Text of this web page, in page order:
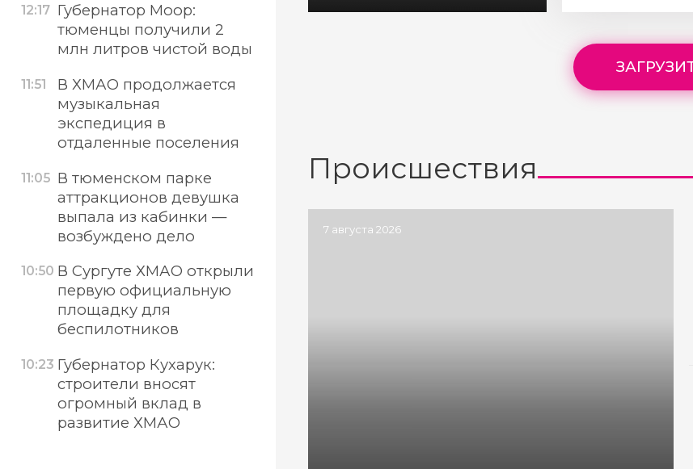
12:17 Губернатор Моор:
тюменцы получили 2
млн литров чистой воды
11:51
В ХМАО продолжается
музыкальная
экспедиция в
отдаленные поселения
11:05 В тюменском парке
аттракционов девушка
выпала из кабинки —
возбуждено дело
10:50 В Сургуте ХМАО открыли
первую официальную
площадку для
беспилотников
10:23 Губернатор Кухарук:
строители вносят
огромный вклад в
развитие ХМАО
Происшествия
7 августа 2026